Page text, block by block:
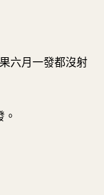
六月一發都沒射